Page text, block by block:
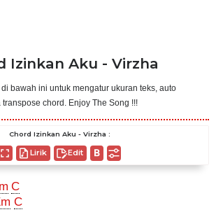
Izinkan Aku - Virzha
di bawah ini untuk mengatur ukuran teks, auto
chord. Enjoy The Song !!!
Chord Izinkan Aku - Virzha :
Lirik Edit
C
C